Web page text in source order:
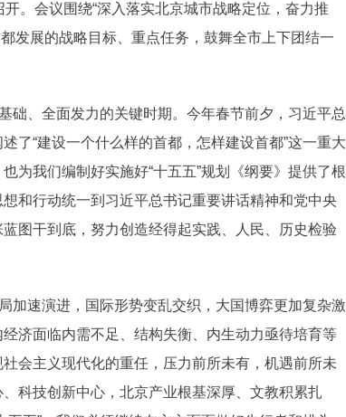
开。会议围绕“深入落实北京城市战略定位，奋力推
发展的战略目标、重点任务，鼓舞全市上下团结一
础、全面发力的关键时期。今年春节前夕，习近平总
了“建设一个什么样的首都，怎样建设首都”这一重大
为我们编制好实施好“十五五”规划《纲要》提供了根
和行动统一到习近平总书记重要讲话精神和党中央
图干到底，努力创造经得起实践、人民、历史检验
加速演进，国际形势变乱交织，大国博弈更加复杂激
济面临内需不足、结构失衡、内生动力亟待培育等
会主义现代化的重任，压力前所未有，机遇前所未
科技创新中心，北京产业根基深厚、文教积累扎